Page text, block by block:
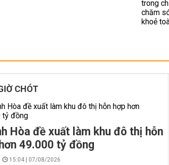
CHÓT
Hòa đề xuất làm khu đô thị hỗn
49.000 tỷ đồng
15:04 | 07/08/2026